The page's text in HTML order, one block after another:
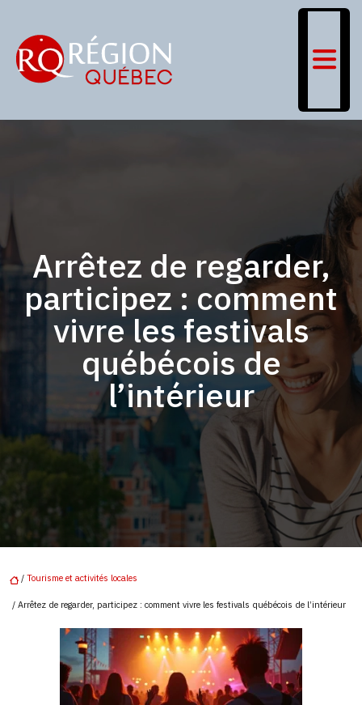
Arrêtez de regarder,
participez : comment
vivre les festivals
québécois de
l’intérieur
/ Tourisme et activités locales
/ Arrêtez de regarder, participez : comment vivre les festivals québécois de l’intérieur